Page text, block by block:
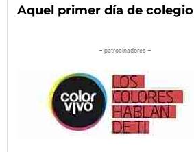
Aquel primer día de colegio
– patrocinadores –